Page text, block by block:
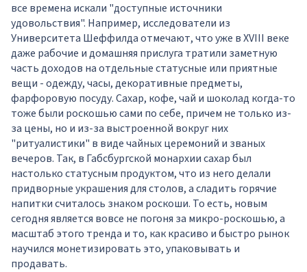
все времена искали "доступные источники
удовольствия". Например, исследователи из
Университета Шеффилда отмечают, что уже в XVIII веке
даже рабочие и домашняя прислуга тратили заметную
часть доходов на отдельные статусные или приятные
вещи - одежду, часы, декоративные предметы,
фарфоровую посуду. Сахар, кофе, чай и шоколад когда-то
тоже были роскошью сами по себе, причем не только из-
за цены, но и из-за выстроенной вокруг них
"ритуалистики" в виде чайных церемоний и званых
вечеров. Так, в Габсбургской монархии сахар был
настолько статусным продуктом, что из него делали
придворные украшения для столов, а сладить горячие
напитки считалось знаком роскоши. То есть, новым
сегодня является вовсе не погоня за микро-роскошью, а
масштаб этого тренда и то, как красиво и быстро рынок
научился монетизировать это, упаковывать и
продавать.